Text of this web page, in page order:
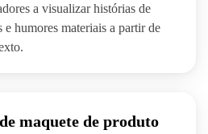
a visualizar histórias de
humores materiais a partir de
maquete de produto